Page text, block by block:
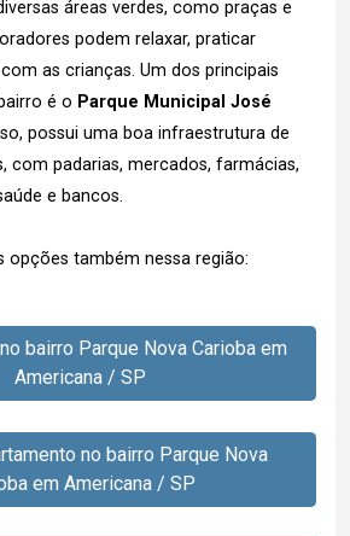
áreas verdes, como praças e
podem relaxar, praticar
as crianças. Um dos principais
é o Parque Municipal José
possui uma boa infraestrutura de
com padarias, mercados, farmácias,
e bancos.
opções também nessa região:
bairro Parque Nova Carioba em
Americana / SP
no bairro Parque Nova
em Americana / SP